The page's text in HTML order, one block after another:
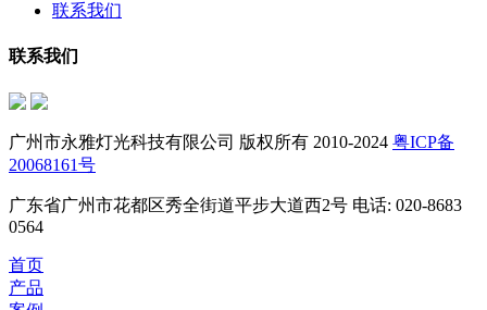
联系我们
联系我们
广州市永雅灯光科技有限公司 版权所有 2010-2024 粤ICP备
20068161号
广东省广州市花都区秀全街道平步大道西2号 电话: 020-8683
0564
首页
产品